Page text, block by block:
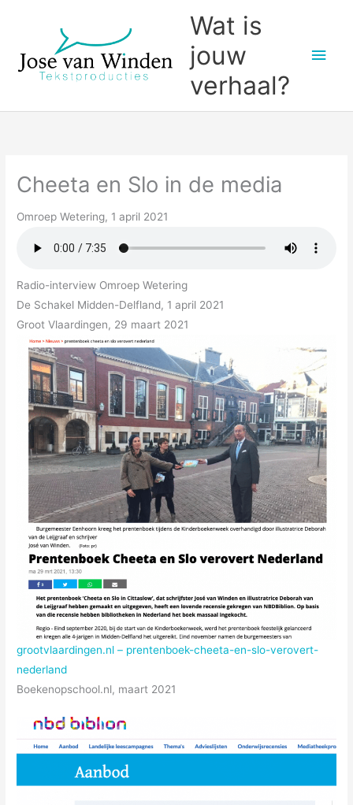
inhoud
Wat is
jouw
verhaal?
Cheeta en Slo in de media
Omroep Wetering, 1 april 2021
Radio-interview Omroep Wetering
De Schakel Midden-Delfland, 1 april 2021
Groot Vlaardingen, 29 maart 2021
grootvlaardingen.nl – prentenboek-cheeta-en-slo-verovert-
nederland
Boekenopschool.nl, maart 2021